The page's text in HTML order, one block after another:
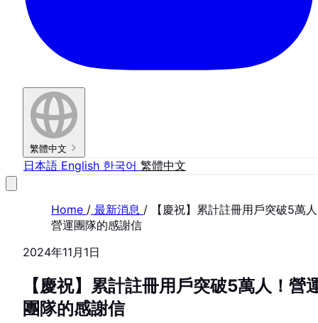
繁體中文
日本語 English 한국어 繁體中文
FEATURE
Home / 最新消息 / 【慶祝】累計註冊用戶突破5萬
營運團隊的感謝信
2024年11月1日
【慶祝】累計註冊用戶突破5萬人！營
團隊的感謝信